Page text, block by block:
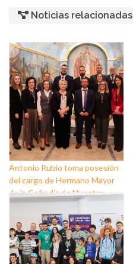
Noticias relacionadas
Antonio Rubio toma posesión
del cargo de Hermano Mayor
de la Cofradía de Nuestro
Padre Jesús Nazareno y
Nuestra Señora de los Dolores
de Balerma